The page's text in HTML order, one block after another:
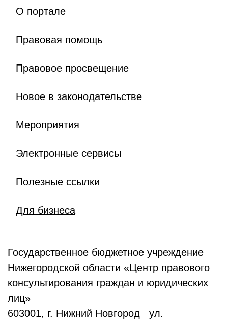
О портале
Правовая помощь
Правовое просвещение
Новое в законодательстве
Мероприятия
Электронные сервисы
Полезные ссылки
Для бизнеса
Государственное бюджетное учреждение
Нижегородской области «Центр правового
консультирования граждан и юридических
лиц»
603001, г. Нижний Новгород ул.